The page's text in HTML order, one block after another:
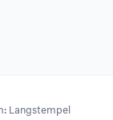
Langstempel